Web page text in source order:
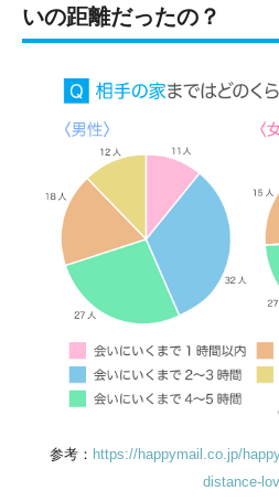
いの距離だったの？
参考： https://happymail.co.jp/
distance-